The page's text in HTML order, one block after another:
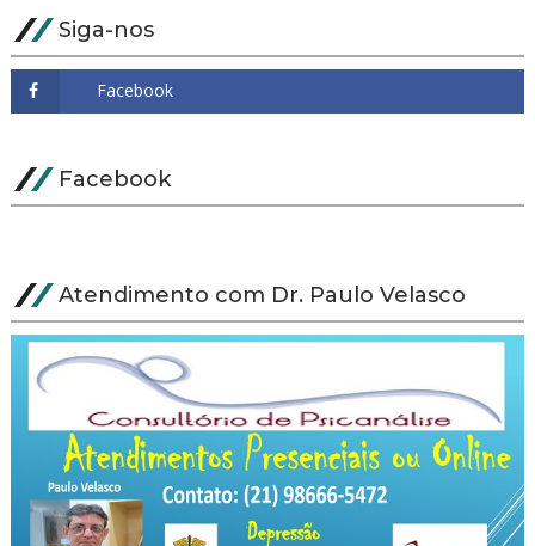
Siga-nos
Facebook
Atendimento com Dr. Paulo Velasco